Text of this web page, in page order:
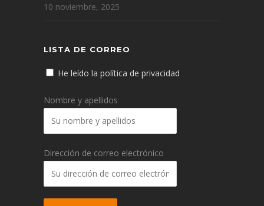
10 noviembre, 2025
LISTA DE CORREO
He leído la política de privacidad
Nombre y apellidos
Dirección de correo electrónico